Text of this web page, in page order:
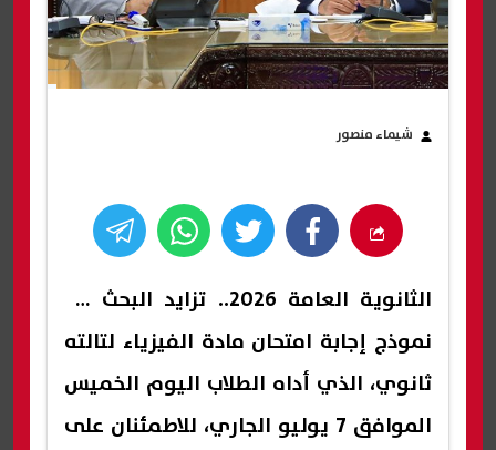
شيماء منصور
الثانوية العامة 2026.. تزايد البحث عن
نموذج إجابة امتحان مادة الفيزياء لتالته
ثانوي، الذي أداه الطلاب اليوم الخميس
الموافق 7 يوليو الجاري، للاطمئنان على